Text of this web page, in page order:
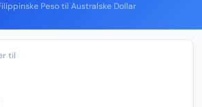
Peso til Australske Dollar
til